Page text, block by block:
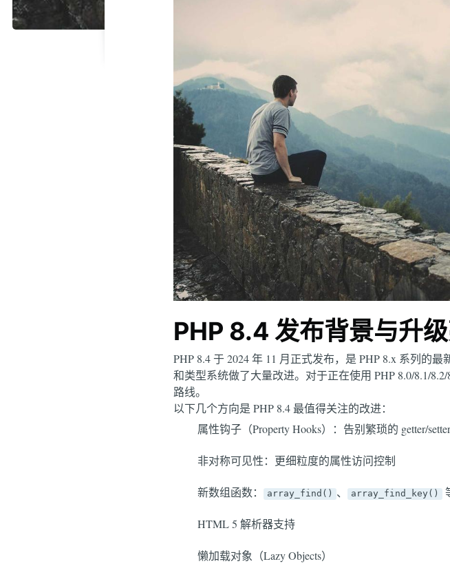
PHP 8.4 发布背景与升
PHP 8.4 于 2024 年 11 月正式发布，是 PHP 8.x 系列的
和类型系统做了大量改进。对于正在使用 PHP 8.0/8.1/
路线。
以下几个方向是 PHP 8.4 最值得关注的改进：
属性钩子（Property Hooks）：告别繁琐的 getter/
非对称可见性：更细粒度的属性访问控制
新数组函数： array_find() 、 array_find_key()
HTML 5 解析器支持
懒加载对象（Lazy Objects）